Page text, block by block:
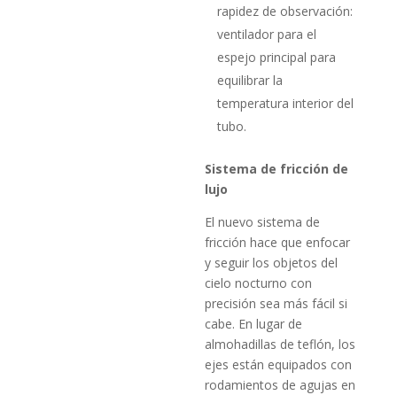
rapidez de observación:
ventilador para el
espejo principal para
equilibrar la
temperatura interior del
tubo.
Sistema de fricción de
lujo
El nuevo sistema de
fricción hace que enfocar
y seguir los objetos del
cielo nocturno con
precisión sea más fácil si
cabe. En lugar de
almohadillas de teflón, los
ejes están equipados con
rodamientos de agujas en